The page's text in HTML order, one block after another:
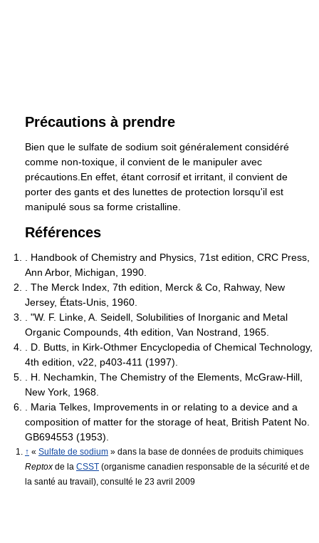
Précautions à prendre
Bien que le sulfate de sodium soit généralement considéré
comme non-toxique, il convient de le manipuler avec
précautions.En effet, étant corrosif et irritant, il convient de
porter des gants et des lunettes de protection lorsqu'il est
manipulé sous sa forme cristalline.
Références
. Handbook of Chemistry and Physics, 71st edition, CRC Press,
Ann Arbor, Michigan, 1990.
. The Merck Index, 7th edition, Merck & Co, Rahway, New
Jersey, États-Unis, 1960.
. "W. F. Linke, A. Seidell, Solubilities of Inorganic and Metal
Organic Compounds, 4th edition, Van Nostrand, 1965.
. D. Butts, in Kirk-Othmer Encyclopedia of Chemical Technology,
4th edition, v22, p403-411 (1997).
. H. Nechamkin, The Chemistry of the Elements, McGraw-Hill,
New York, 1968.
. Maria Telkes, Improvements in or relating to a device and a
composition of matter for the storage of heat, British Patent No.
GB694553 (1953).
↑ « Sulfate de sodium » dans la base de données de produits chimiques
Reptox de la CSST (organisme canadien responsable de la sécurité et de
la santé au travail), consulté le 23 avril 2009